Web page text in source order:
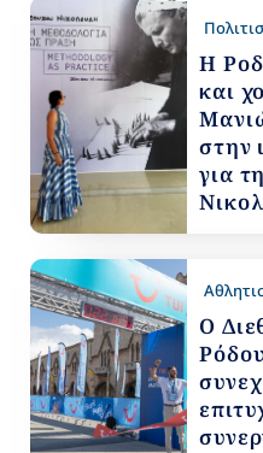
Η
και
στην
για
Ο